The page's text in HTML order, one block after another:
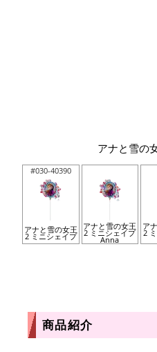
アナと雪の
#030-40390
アナと雪の女王
2 ミニシェイプ
アナと雪の女王
2 ミニシェイプ
Anna
ア
2
商品紹介